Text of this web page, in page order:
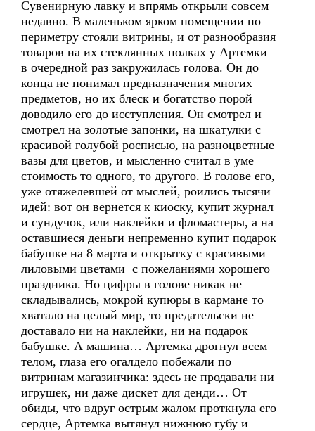
Сувенирную лавку и впрямь открыли совсем
недавно. В маленьком ярком помещении по
периметру стояли витрины, и от разнообразия
товаров на их стеклянных полках у Артемки
в очередной раз закружилась голова. Он до
конца не понимал предназначения многих
предметов, но их блеск и богатство порой
доводило его до исступления. Он смотрел и
смотрел на золотые запонки, на шкатулки с
красивой голубой росписью, на разноцветные
вазы для цветов, и мысленно считал в уме
стоимость то одного, то другого. В голове его,
уже отяжелевшей от мыслей, роились тысячи
идей: вот он вернется к киоску, купит журнал
и сундучок, или наклейки и фломастеры, а на
оставшиеся деньги непременно купит подарок
бабушке на 8 марта и открытку с красивыми
лиловыми цветами с пожеланиями хорошего
праздника. Но цифры в голове никак не
складывались, мокрой купюры в кармане то
хватало на целый мир, то предательски не
доставало ни на наклейки, ни на подарок
бабушке. А машина… Артемка дрогнул всем
телом, глаза его огалдело побежали по
витринам магазинчика: здесь не продавали ни
игрушек, ни даже дискет для денди… От
обиды, что вдруг острым жалом проткнула его
сердце, Артемка вытянул нижнюю губу и